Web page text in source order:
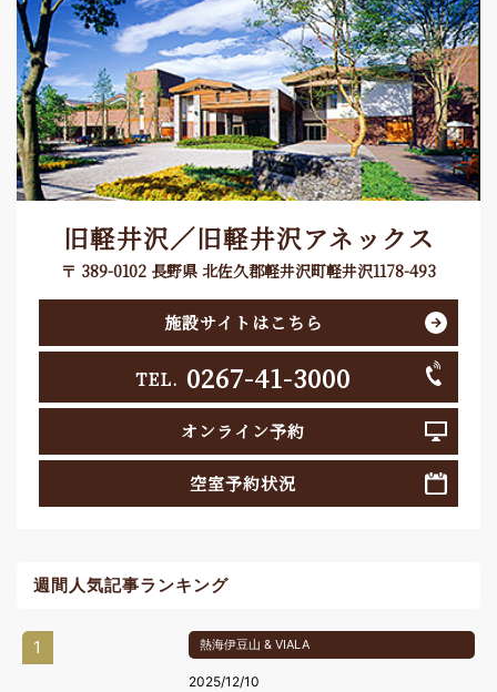
旧軽井沢／旧軽井沢アネックス
〒 389-0102 長野県 北佐久郡軽井沢町軽井沢1178-493
施設サイトはこちら
TEL. 0267-41-3000
オンライン予約
空室予約状況
週間人気記事ランキング
1 熱海伊豆山 & VIALA
2025/12/10